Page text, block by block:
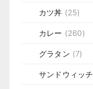
カツ丼 (25)
カレー (260)
グラタン (7)
サンドウィッチ